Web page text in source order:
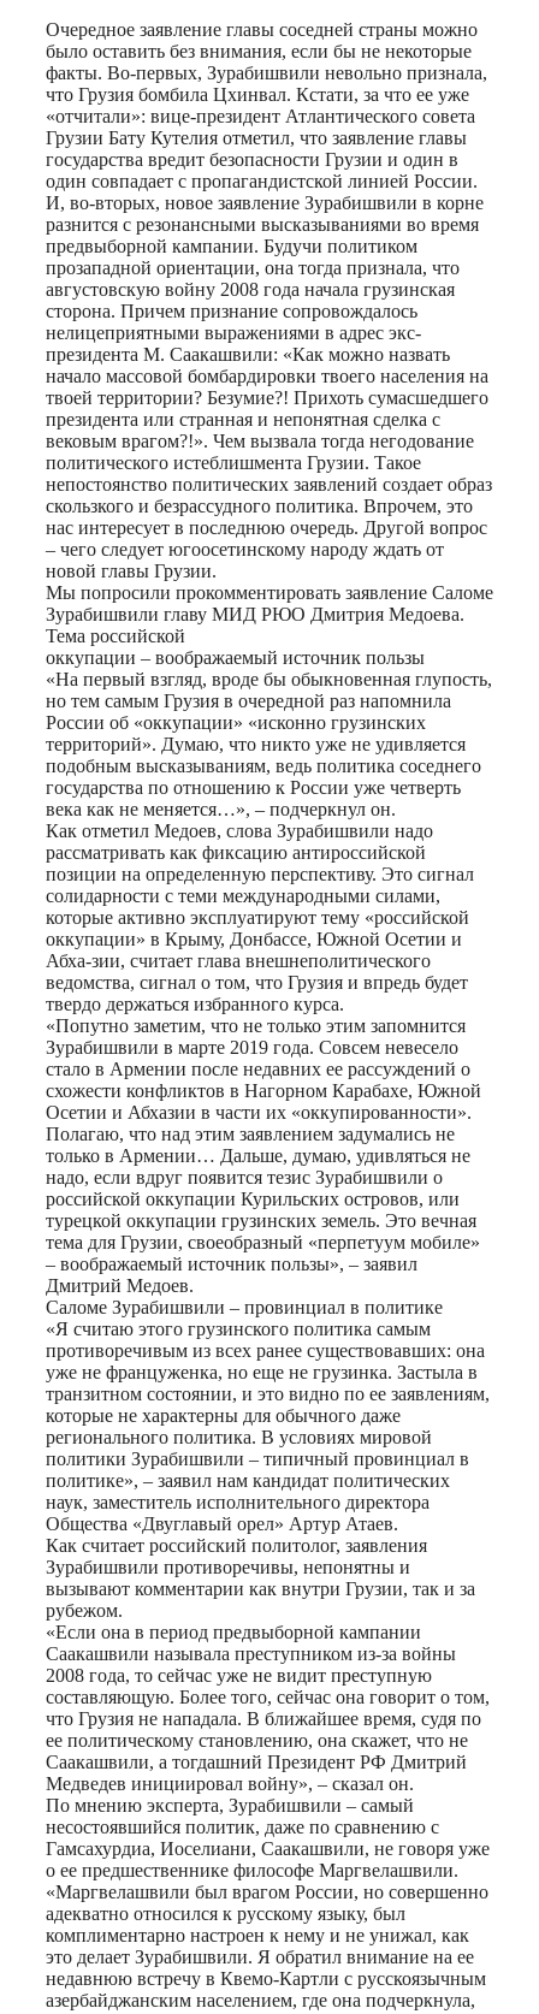
Очередное заявление главы соседней страны можно
было оставить без внимания, если бы не некоторые
факты. Во-первых, Зурабишвили невольно признала,
что Грузия бомбила Цхинвал. Кстати, за что ее уже
«отчитали»: вице-президент Атлантического совета
Грузии Бату Кутелия отметил, что заявление главы
государства вредит безопасности Грузии и один в
один совпадает с пропагандистской линией России.
И, во-вторых, новое заявление Зурабишвили в корне
разнится с резонансными высказываниями во время
предвыборной кампании. Будучи политиком
прозападной ориентации, она тогда признала, что
августовскую войну 2008 года начала грузинская
сторона. Причем признание сопровождалось
нелицеприятными выражениями в адрес экс-
президента М. Саакашвили: «Как можно назвать
начало массовой бомбардировки твоего населения на
твоей территории? Безумие?! Прихоть сумасшедшего
президента или странная и непонятная сделка с
вековым врагом?!». Чем вызвала тогда негодование
политического истеблишмента Грузии. Такое
непостоянство политических заявлений создает образ
скользкого и безрассудного политика. Впрочем, это
нас интересует в последнюю очередь. Другой вопрос
– чего следует югоосетинскому народу ждать от
новой главы Грузии.
Мы попросили прокомментировать заявление Саломе
Зурабишвили главу МИД РЮО Дмитрия Медоева.
Тема российской
оккупации – воображаемый источник пользы
«На первый взгляд, вроде бы обыкновенная глупость,
но тем самым Грузия в очередной раз напомнила
России об «оккупации» «исконно грузинских
территорий». Думаю, что никто уже не удивляется
подобным высказываниям, ведь политика соседнего
государства по отношению к России уже четверть
века как не меняется…», – подчеркнул он.
Как отметил Медоев, слова Зурабишвили надо
рассматривать как фиксацию антироссийской
позиции на определенную перспективу. Это сигнал
солидарности с теми международными силами,
которые активно эксплуатируют тему «российской
оккупации» в Крыму, Донбассе, Южной Осетии и
Абха-зии, считает глава внешнеполитического
ведомства, сигнал о том, что Грузия и впредь будет
твердо держаться избранного курса.
«Попутно заметим, что не только этим запомнится
Зурабишвили в марте 2019 года. Совсем невесело
стало в Армении после недавних ее рассуждений о
схожести конфликтов в Нагорном Карабахе, Южной
Осетии и Абхазии в части их «оккупированности».
Полагаю, что над этим заявлением задумались не
только в Армении… Дальше, думаю, удивляться не
надо, если вдруг появится тезис Зурабишвили о
российской оккупации Курильских островов, или
турецкой оккупации грузинских земель. Это вечная
тема для Грузии, своеобразный «перпетуум мобиле»
– воображаемый источник пользы», – заявил
Дмитрий Медоев.
Саломе Зурабишвили – провинциал в политике
«Я считаю этого грузинского политика самым
противоречивым из всех ранее существовавших: она
уже не француженка, но еще не грузинка. Застыла в
транзитном состоянии, и это видно по ее заявлениям,
которые не характерны для обычного даже
регионального политика. В условиях мировой
политики Зурабишвили – типичный провинциал в
политике», – заявил нам кандидат политических
наук, заместитель исполнительного директора
Общества «Двуглавый орел» Артур Атаев.
Как считает российский политолог, заявления
Зурабишвили противоречивы, непонятны и
вызывают комментарии как внутри Грузии, так и за
рубежом.
«Если она в период предвыборной кампании
Саакашвили называла преступником из-за войны
2008 года, то сейчас уже не видит преступную
составляющую. Более того, сейчас она говорит о том,
что Грузия не нападала. В ближайшее время, судя по
ее политическому становлению, она скажет, что не
Саакашвили, а тогдашний Президент РФ Дмитрий
Медведев инициировал войну», – сказал он.
По мнению эксперта, Зурабишвили – самый
несостоявшийся политик, даже по сравнению с
Гамсахурдиа, Иоселиани, Саакашвили, не говоря уже
о ее предшественнике философе Маргвелашвили.
«Маргвелашвили был врагом России, но совершенно
адекватно относился к русскому языку, был
комплиментарно настроен к нему и не унижал, как
это делает Зурабишвили. Я обратил внимание на ее
недавнюю встречу в Квемо-Картли с русскоязычным
азербайджанским населением, где она подчеркнула,